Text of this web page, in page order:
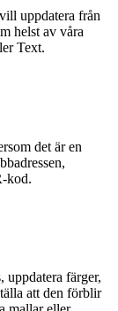
uppdatera från
helst av våra
Text.
det är en
kod.
färger,
att den förblir